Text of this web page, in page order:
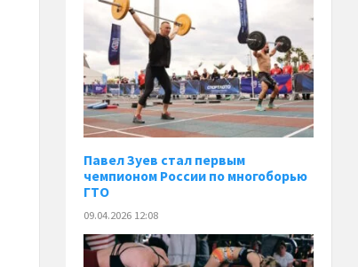
Павел Зуев стал первым
чемпионом России по многоборью
ГТО
09.04.2026 12:08